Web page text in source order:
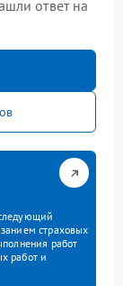
ответ на
страховых
работ
работ и